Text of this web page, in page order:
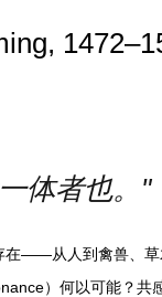
体者也。"
在——从人到禽兽、
）何以可能？共